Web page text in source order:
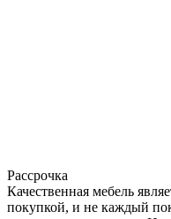
Рассрочка
Качественная мебель
покупкой, и не каждый